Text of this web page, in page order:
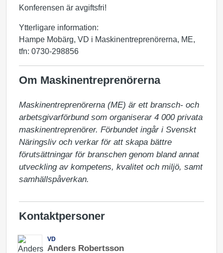
Konferensen är avgiftsfri!
Ytterligare information:
Hampe Mobärg, VD i Maskinentreprenörerna, ME,
tfn: 0730-298856
Om Maskinentreprenörerna
Maskinentreprenörerna (ME) är ett bransch- och
arbetsgivarförbund som organiserar 4 000 privata
maskinentreprenörer. Förbundet ingår i Svenskt
Näringsliv och verkar för att skapa bättre
förutsättningar för branschen genom bland annat
utveckling av kompetens, kvalitet och miljö, samt
samhällspåverkan.
Kontaktpersoner
VD
Anders Robertsson